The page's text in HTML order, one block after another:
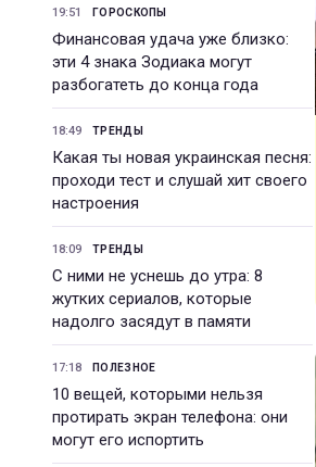
19:51 ГОРОСКОПЫ
Финансовая удача уже близко:
эти 4 знака Зодиака могут
разбогатеть до конца года
18:49 ТРЕНДЫ
Какая ты новая украинская песня:
проходи тест и слушай хит своего
настроения
18:09 ТРЕНДЫ
С ними не уснешь до утра: 8
жутких сериалов, которые
надолго засядут в памяти
17:18 ПОЛЕЗНОЕ
10 вещей, которыми нельзя
протирать экран телефона: они
могут его испортить